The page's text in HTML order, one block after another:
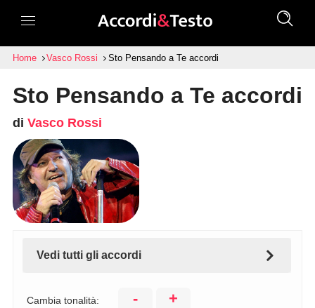
Home Vasco Rossi Sto Pensando a Te accordi
Sto Pensando a Te accordi
di Vasco Rossi
Vedi tutti gli accordi
Cambia tonalità: - +